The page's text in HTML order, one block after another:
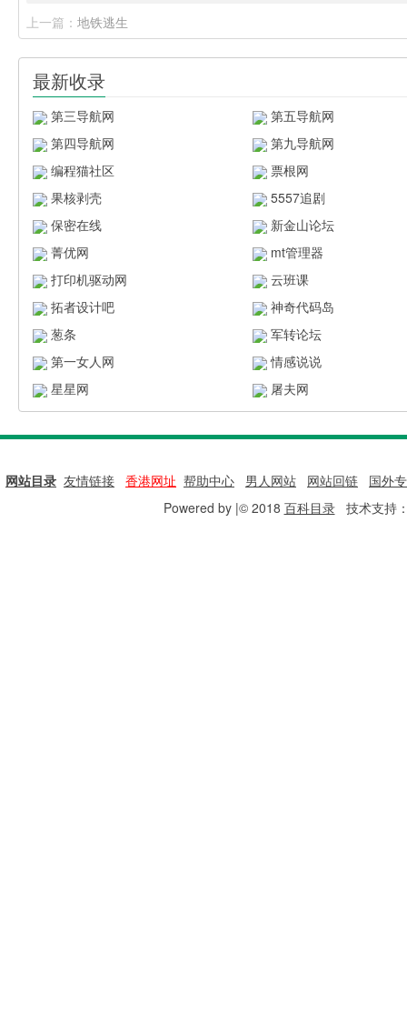
上一篇： 地铁逃生
最新收录
第三导航网
第五导航网
第四导航网
第九导航网
编程猫社区
票根网
果核剥壳
5557追剧
保密在线
新金山论坛
菁优网
mt管理器
打印机驱动网
云班课
拓者设计吧
神奇代码岛
葱条
军转论坛
第一女人网
情感说说
星星网
屠夫网
网站目录 友情链接 香港网址 帮助中心 男人网站 网站回链
国外
Powered by |© 2018 百科目录技术支持